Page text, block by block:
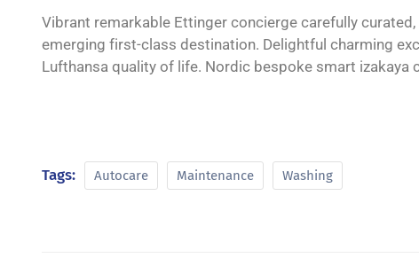
Vibrant remarkable Ettinger concierge carefully
emerging first-class destination. Delightful charming
Lufthansa quality of life. Nordic bespoke smart izakaya
Tags: Autocare Maintenance Washing